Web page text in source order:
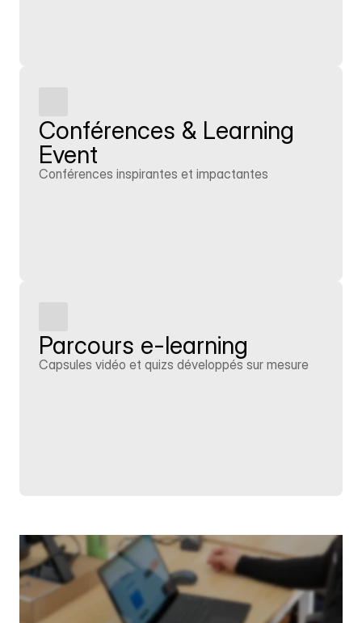
Conférences & Learning
Event
Conférences inspirantes et impactantes
Parcours e-learning
Capsules vidéo et quizs développés sur mesure